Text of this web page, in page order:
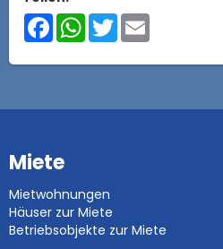
FacebookWhatsApp
Twitter
Miete
Mietwohnungen
Häuser zur Miete
Betriebsobjekte zur Miete